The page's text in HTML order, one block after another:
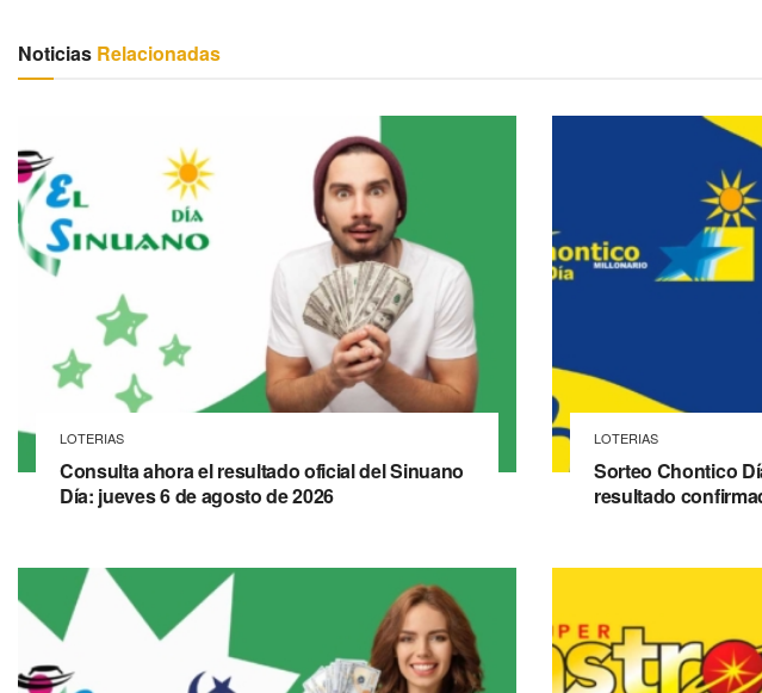
Noticias Relacionadas
LOTERIAS
Consulta ahora el resultado oficial del Sinuano
Día: jueves 6 de agosto de 2026
LOTERIAS
Sorteo Chontico
resultado